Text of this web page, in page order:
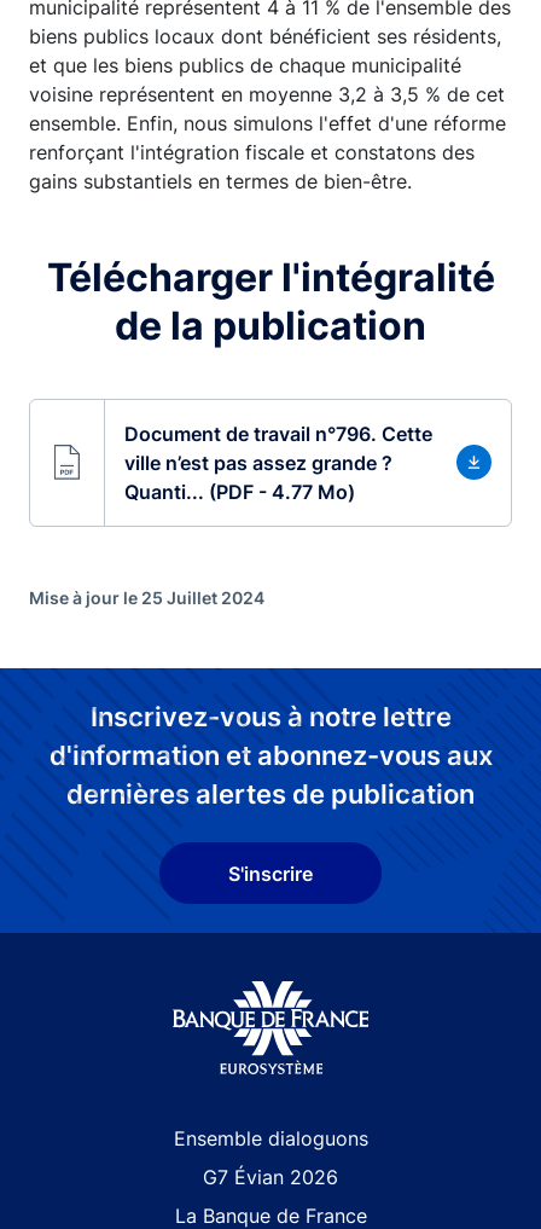
municipalité représentent 4 à 11 % de l'ensemble des
biens publics locaux dont bénéficient ses résidents,
et que les biens publics de chaque municipalité
voisine représentent en moyenne 3,2 à 3,5 % de cet
ensemble. Enfin, nous simulons l'effet d'une réforme
renforçant l'intégration fiscale et constatons des
gains substantiels en termes de bien-être.
Télécharger l'intégralité
de la publication
Document de travail n°796. Cette
ville n’est pas assez grande ?
Quanti... (PDF - 4.77 Mo)
Mise à jour le 25 Juillet 2024
Inscrivez-vous à notre lettre
d'information et abonnez-vous aux
dernières alertes de publication
S'inscrire
Ensemble dialoguons
G7 Évian 2026
La Banque de France